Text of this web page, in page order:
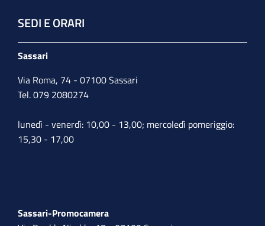
SEDI E ORARI
Sassari
Via Roma, 74 - 07100 Sassari
Tel. 079 2080274
lunedì - venerdì: 10,00 - 13,00; mercoledì pomeriggio:
15,30 - 17,00
Sassari-Promocamera